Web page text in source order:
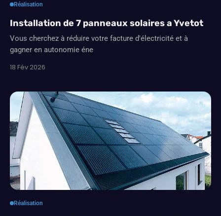
Réalisation
Installation de 7 panneaux solaires a Yvetot
Vous cherchez à réduire votre facture d'électricité et à
gagner en autonomie éne
18 Fév 2026
Réalisation